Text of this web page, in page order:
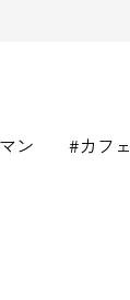
ン カフェ